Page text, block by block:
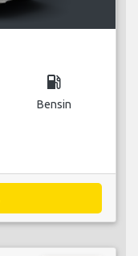
local_gas_station
Bensin